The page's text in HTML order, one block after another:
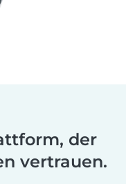
der
vertrauen.